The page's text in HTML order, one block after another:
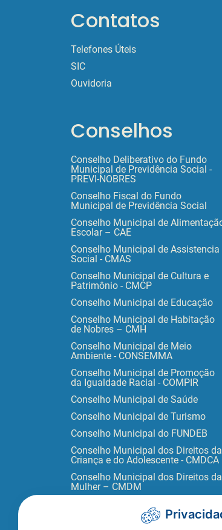
Contatos
Telefones Úteis
SIC
Ouvidoria
Conselhos
Conselho Deliberativo do Fundo
Municipal de Previdência Social -
PREVI-NOBRES
Conselho Fiscal do Fundo
Municipal de Previdência Social
Conselho Municipal de
Escolar – CAE
Conselho Municipal de Assistencia
Social - CMAS
Conselho Municipal de Cultura e
Patrimônio - CMCP
Conselho Municipal de Educação
Conselho Municipal de Habitação
de Nobres – CMH
Conselho Municipal de Meio
Ambiente - CONSEMMA
Conselho Municipal de Promoção
da Igualdade Racial - COMPIR
Conselho Municipal de Saúde
Conselho Municipal de Turismo
Conselho Municipal do FUNDEB
Conselho Municipal dos Direitos da
Criança e do Adolescente - CMDCA
Conselho Municipal dos Direitos da
Mulher – CMDM